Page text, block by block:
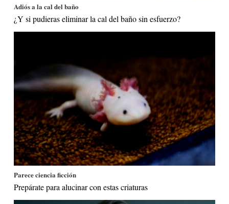
Adiós a la cal del baño
¿Y si pudieras eliminar la cal del baño sin esfuerzo?
Parece ciencia ficción
Prepárate para alucinar con estas criaturas